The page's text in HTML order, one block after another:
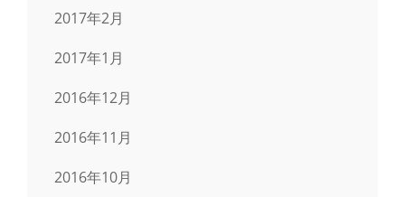
2017年2月
2017年1月
2016年12月
2016年11月
2016年10月